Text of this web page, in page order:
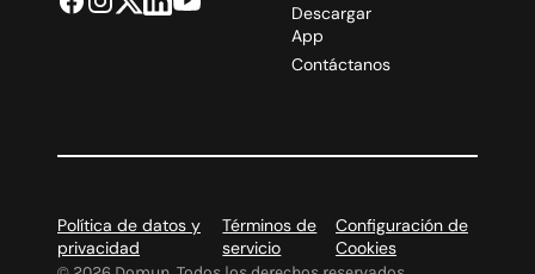
Descargar
App
Contáctanos
Política de datos y
privacidad
Términos de
servicio
Configuración de
Cookies